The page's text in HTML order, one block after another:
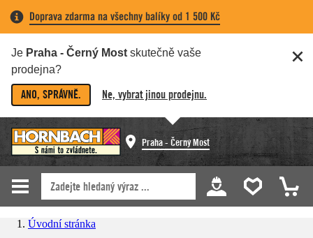
Doprava zdarma na všechny balíky od 1 500 Kč
Je Praha - Černý Most skutečně vaše
prodejna?
ANO, SPRÁVNĚ. Ne, vybrat jinou prodejnu.
Praha - Černý Most
Úvodní stránka